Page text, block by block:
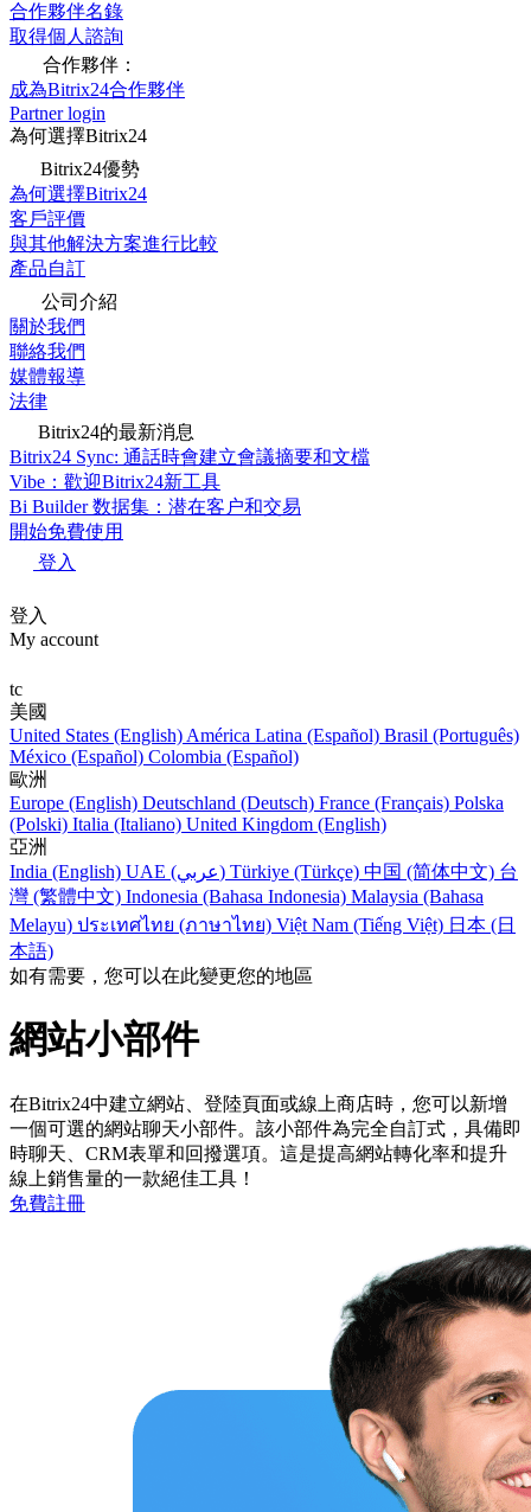
合作夥伴名錄
取得個人諮詢
合作夥伴：
成為Bitrix24合作夥伴
Partner login
為何選擇Bitrix24
Bitrix24優勢
為何選擇Bitrix24
客戶評價
與其他解決方案進行比較
產品自訂
公司介紹
關於我們
聯絡我們
媒體報導
法律
Bitrix24的最新消息
Bitrix24 Sync: 通話時會建立會議摘要和文檔
Vibe：歡迎Bitrix24新工具
Bi Builder 数据集：潜在客户和交易
開始免費使用
登入
登入
My account
tc
美國
United States (English) América Latina (Español) Brasil (Português)
México (Español) Colombia (Español)
歐洲
Europe (English) Deutschland (Deutsch) France (Français) Polska
(Polski) Italia (Italiano) United Kingdom (English)
亞洲
India (English)
UAE (عربي) Türkiye (Türkçe) 中国 (简体中文) 台
灣 (繁體中文) Indonesia (Bahasa Indonesia) Malaysia (Bahasa
Melayu) ประเทศไทย (ภาษาไทย) Việt Nam (Tiếng Việt) 日本 (日
本語)
如有需要，您可以在此變更您的地區
網站小部件
在Bitrix24中建立網站、登陸頁面或線上商店時，您可以新增
一個可選的網站聊天小部件。該小部件為完全自訂式，具備即
時聊­天、CRM表單和回撥選項。這是提高網站轉化率和提升
線上銷售量的一款絕佳工具！
免費註冊